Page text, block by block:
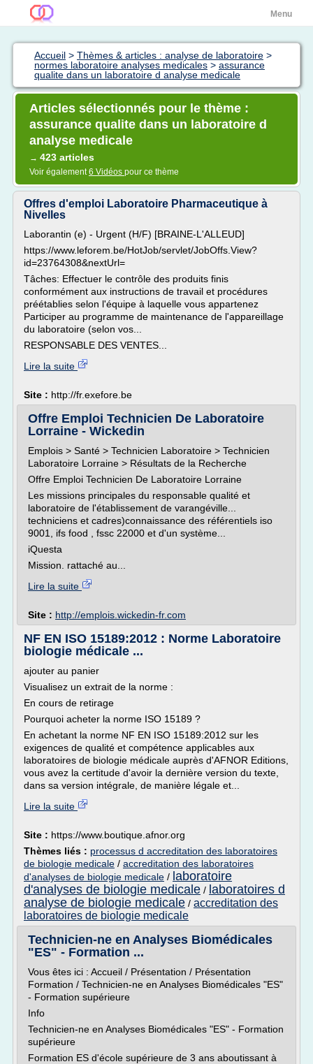
Menu
Accueil > Thèmes & articles : analyse de laboratoire >
normes laboratoire analyses medicales > assurance
qualite dans un laboratoire d analyse medicale
Articles sélectionnés pour le thème :
assurance qualite dans un laboratoire d
analyse medicale
→ 423 articles
Voir également6 Vidéos pour ce thème
Offres d'emploi Laboratoire Pharmaceutique à
Nivelles
Laborantin (e) - Urgent (H/F) [BRAINE-L'ALLEUD]
https://www.leforem.be/HotJob/servlet/JobOffs.View?
id=23764308&nextUrl=
Tâches: Effectuer le contrôle des produits finis
conformément aux instructions de travail et procédures
préétablies selon l'équipe à laquelle vous appartenez
Participer au programme de maintenance de l'appareillage
du laboratoire (selon vos...
RESPONSABLE DES VENTES...
Lire la suite
Site : http://fr.exefore.be
Offre Emploi Technicien De Laboratoire
Lorraine - Wickedin
Emplois > Santé > Technicien Laboratoire > Technicien
Laboratoire Lorraine > Résultats de la Recherche
Offre Emploi Technicien De Laboratoire Lorraine
Les missions principales du responsable qualité et
laboratoire de l'établissement de varangéville...
techniciens et cadres)connaissance des référentiels iso
9001, ifs food , fssc 22000 et d'un système...
iQuesta
Mission. rattaché au...
Lire la suite
Site : http://emplois.wickedin-fr.com
NF EN ISO 15189:2012 : Norme Laboratoire
biologie médicale ...
ajouter au panier
Visualisez un extrait de la norme :
En cours de retirage
Pourquoi acheter la norme ISO 15189 ?
En achetant la norme NF EN ISO 15189:2012 sur les
exigences de qualité et compétence applicables aux
laboratoires de biologie médicale auprès d'AFNOR Editions,
vous avez la certitude d'avoir la dernière version du texte,
dans sa version intégrale, de manière légale et...
Lire la suite
Site : https://www.boutique.afnor.org
Thèmes liés : processus d accreditation des laboratoires
de biologie medicale / accreditation des laboratoires
d'analyses de biologie medicale / laboratoire
d'analyses de biologie medicale / laboratoires d
analyse de biologie medicale / accreditation des
laboratoires de biologie medicale
Technicien-ne en Analyses Biomédicales
"ES" - Formation ...
Vous êtes ici : Accueil / Présentation / Présentation
Formation / Technicien-ne en Analyses Biomédicales "ES"
- Formation supérieure
Info
Technicien-ne en Analyses Biomédicales "ES" - Formation
supérieure
Formation ES d'école supérieure de 3 ans aboutissant à